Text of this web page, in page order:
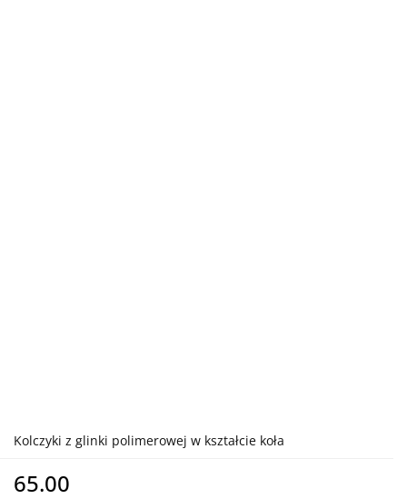
Kolczyki z glinki polimerowej w kształcie koła
65.00